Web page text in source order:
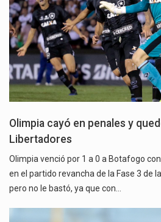
Olimpia cayó en penales y
Libertadores
Olimpia venció por 1 a 0 a Botafogo
en el partido revancha de la Fase 3 de
pero no le bastó, ya que con…